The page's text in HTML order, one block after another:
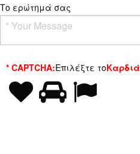
Το ερώτημά σας
* CAPTCHA:Επιλέξτε τοΚαρδιά